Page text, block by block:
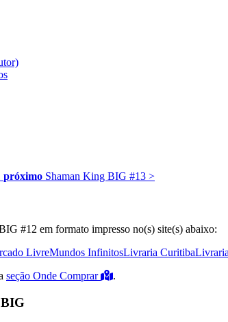
próximo Shaman King BIG #13 >
#12 em formato impresso no(s) site(s) abaixo:
LivreMundos InfinitosLivraria Curitiba
seção Onde Comprar .